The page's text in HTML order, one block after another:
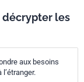
décrypter les
aux besoins